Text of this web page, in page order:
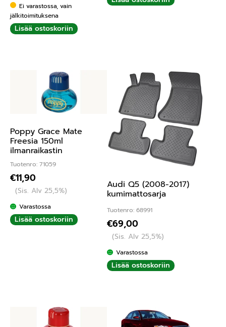
Ei varastossa, vain
jälkitoimituksena
Lisää ostoskoriin
Poppy Grace Mate
Freesia 150ml
ilmanraikastin
Tuotenro: 71059
€11,90
(Sis. Alv 25,5%)
Varastossa
Lisää ostoskoriin
Audi Q5 (2008-2017)
kumimattosarja
Tuotenro: 68991
€69,00
(Sis. Alv 25,5%)
Varastossa
Lisää ostoskoriin